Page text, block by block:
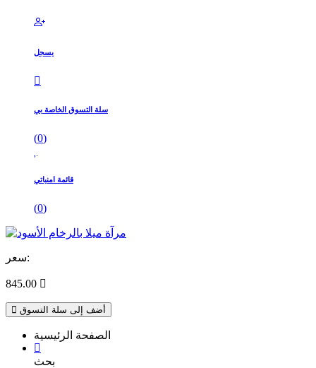
يسجل
سلة التسوق الخاصة بي
(0)
قائمة امنياتي
(0)
سعر:
845.00 
أضف إلى سلة التسوق
الصفحة الرئيسية
بحث